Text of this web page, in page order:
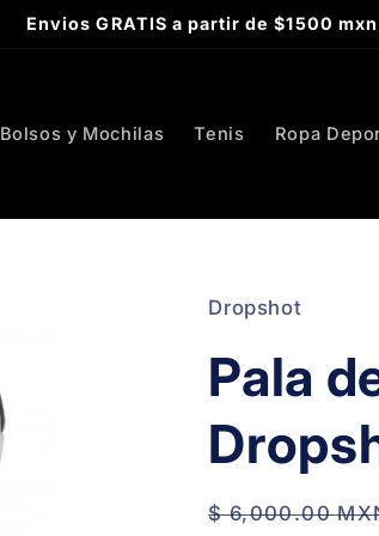
Envios GRATIS a partir de $1500 mxn
Bolsos y Mochilas Tenis Ropa
Dropshot
Pala
Regular
$ 6,000.00